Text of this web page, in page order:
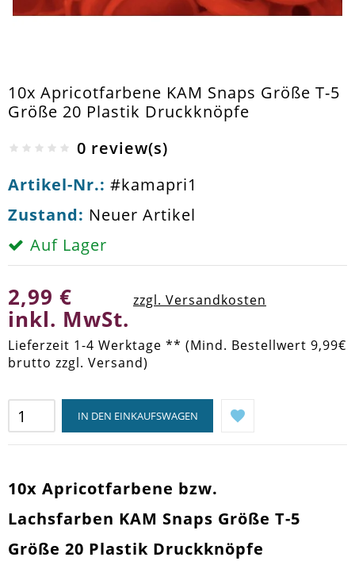
10x Apricotfarbene KAM Snaps Größe T-5
Größe 20 Plastik Druckknöpfe
0 review(s)
Artikel-Nr.: #kamapri1
Zustand: Neuer Artikel
Auf Lager
2,99 €
inkl. MwSt.
zzgl. Versandkosten
Lieferzeit 1-4 Werktage ** (Mind. Bestellwert 9,99€
brutto zzgl. Versand)
IN DEN EINKAUFSWAGEN
10x Apricotfarbene bzw.
Lachsfarben KAM Snaps Größe T-5
Größe 20 Plastik Druckknöpfe